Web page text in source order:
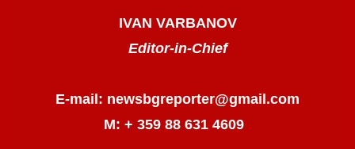
IVAN VARBANOV
Editor-in-Chief
E-mail: newsbgreporter@gmail.com
М: + 359 88 631 4609